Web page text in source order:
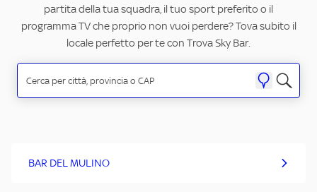
partita della tua squadra, il tuo sport preferito o il
programma TV che proprio non vuoi perdere? Tova subito il
locale perfetto per te con Trova Sky Bar.
BAR DEL MULINO